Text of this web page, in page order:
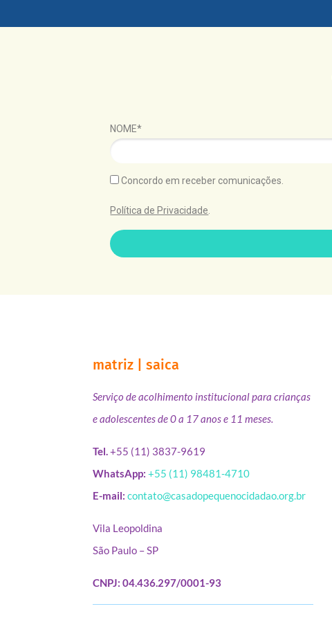
NOME*
Concordo em receber comunicações.
Política de Privacidade.
matriz | saica
Serviço de acolhimento institucional para crianças
e adolescentes de 0 a 17 anos e 11 meses.
Tel.+55 (11) 3837-9619
WhatsApp: +55 (11) 98481-4710
E-mail: contato@casadopequenocidadao.org.br
Vila Leopoldina
São Paulo – SP
CNPJ: 04.436.297/0001-93